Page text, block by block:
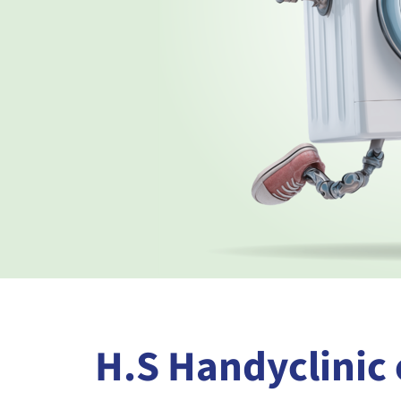
H.S Handyclinic